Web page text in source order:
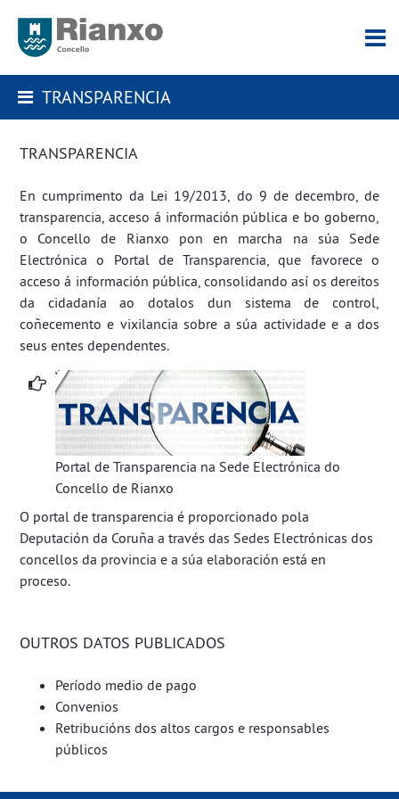
TRANSPARENCIA
TRANSPARENCIA
En cumprimento da Lei 19/2013, do 9 de decembro, de
transparencia, acceso á información pública e bo goberno,
o Concello de Rianxo pon en marcha na súa Sede
Electrónica o Portal de Transparencia, que favorece o
acceso á información pública, consolidando así os dereitos
da cidadanía ao dotalos dun sistema de control,
coñecemento e vixilancia sobre a súa actividade e a dos
seus entes dependentes.
Portal de Transparencia na Sede Electrónica do
Concello de Rianxo
O portal de transparencia é proporcionado pola
Deputación da Coruña a través das Sedes Electrónicas dos
concellos da provincia e a súa elaboración está en
proceso.
OUTROS DATOS PUBLICADOS
Período medio de pago
Convenios
Retribucións dos altos cargos e responsables
públicos